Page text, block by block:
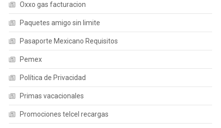
Oxxo gas facturacion
Paquetes amigo sin limite
Pasaporte Mexicano Requisitos
Pemex
Política de Privacidad
Primas vacacionales
Promociones telcel recargas